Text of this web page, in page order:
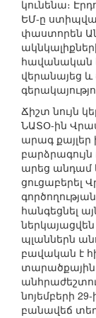
կունենա։
ԵՄ-ը
փաստորեն
հավանական
վերանայեց
Ճիշտ նույն
ՆԱՏՕ-ին
արագ քայլեր
արեց անդամ
ցուցաբերել
հանգեցնել
պլաններն
բավական է
տարածքային
նոյեմբերի
բանավեճ